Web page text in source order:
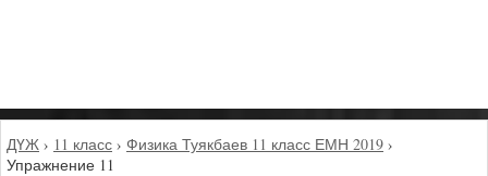
ДҮЖ › 11 класс › Физика Туякбаев 11 класс ЕМН 2019 ›
Упражнение 11